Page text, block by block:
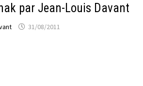
par Jean-Louis Davant
31/08/2011